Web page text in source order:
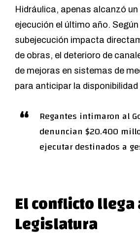
Hidráulica, apenas alcanzó un
ejecución el último año.
subejecución impacta
de obras, el deterioro de
de mejoras en sistemas de
para anticipar la disponibilidad
Regantes intimaron al
denuncian $20.400
ejecutar destinados a
El conflicto llega
Legislatura